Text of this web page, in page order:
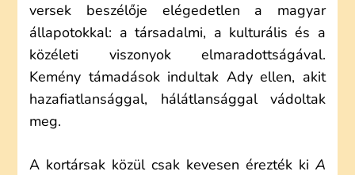
versek beszélője elégedetlen a magyar
állapotokkal: a társadalmi, a kulturális és a
közéleti viszonyok elmaradottságával.
Kemény támadások indultak Ady ellen, akit
hazafiatlansággal, hálátlansággal vádoltak
meg.
A kortársak közül csak kevesen érezték ki A